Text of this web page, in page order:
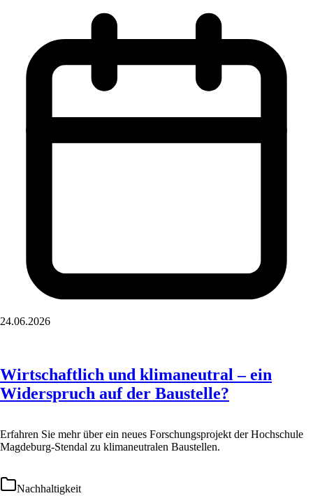
24.06.2026
Wirtschaftlich und klimaneutral – ein
Widerspruch auf der Baustelle?
Erfahren Sie mehr über ein neues Forschungsprojekt der Hochschule
Magdeburg-Stendal zu klimaneutralen Baustellen.
Nachhaltigkeit